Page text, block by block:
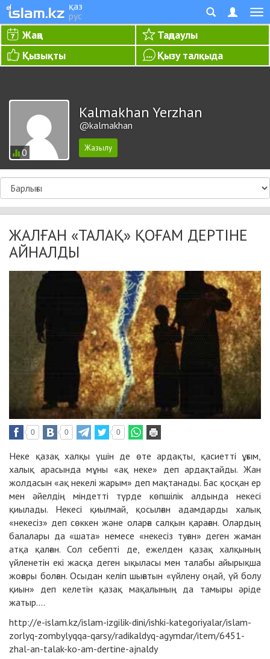
қаз
рус
Жаңа
Таңдаулы
Қызықты
Қызу талқыда
0
Kalmakhan Yerzhan
@kalmakhan
ЖАЛҒАН «ТАЛАҚ» ҚОҒАМ ДЕРТІНЕ
АЙНАЛДЫ
0 0 0
Неке қазақ халқы үшін де өте ардақты, қасиетті ұғым,
халық арасында мұны «ақ неке» деп ардақтайды. Жан
жолдасын «ақ некелі жарым» деп мақтанады. Бас қосқан ер
мен әйелдің міндетті түрде көпшілік алдында некесі
қиылады. Некесі қиылмай, қосылған адамдарды халық
«некесіз» деп сөккен және оларға салқын қараған. Олардың
балалары да «шата» немесе «некесіз туған» деген жаман
атқа қалған. Сол себепті де, ежелден қазақ халқының
үйленетін екі жасқа деген ықыласы мен талабы айырықша
жоғары болған. Осыдан келіп шығатын «үйлену оңай, үй болу
қиын» деп келетін қазақ мақалының да тамыры әріде
жатыр....
http://e-islam.kz/islam-izgilik-dini/ishki-kategoriyalar/islam-
zorlyq-zombylyqqa-qarsy/radikaldyq-agymdar/item/6451-
zhal-an-talak-ko-am-dertine-ajnaldy